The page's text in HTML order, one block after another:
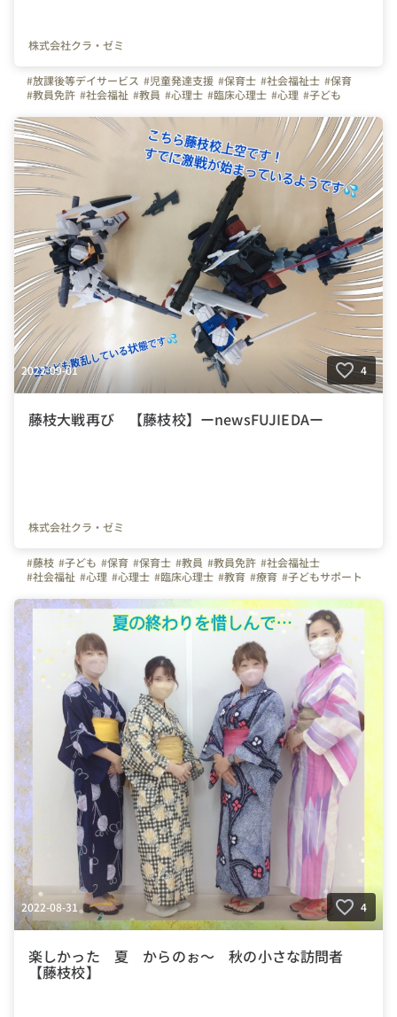
株式会社クラ・ゼミ
#放課後等デイサービス #児童発達支援 #保育士 #社会福祉士 #保育
#教員免許 #社会福祉 #教員 #心理士 #臨床心理士 #心理 #子ども
2022-09-01 4
藤枝大戦再び 【藤枝校】ーnewsFUJIEDAー
株式会社クラ・ゼミ
#藤枝 #子ども #保育 #保育士 #教員 #教員免許 #社会福祉士
#社会福祉 #心理 #心理士 #臨床心理士 #教育 #療育 #子どもサポート
2022-08-31 4
楽しかった 夏 からのぉ～ 秋の小さな訪問者
【藤枝校】